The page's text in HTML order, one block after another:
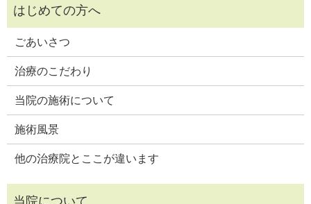
ごあいさつ
治療のこだわり
当院の施術について
施術風景
他の治療院とここが違います